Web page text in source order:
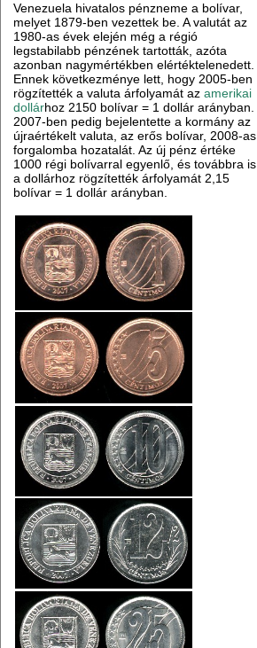
Venezuela hivatalos pénzneme a bolívar,
melyet 1879-ben vezettek be. A valutát az
1980-as évek elején még a régió
legstabilabb pénzének tartották, azóta
azonban nagymértékben elértéktelenedett.
Ennek következménye lett, hogy 2005-ben
rögzítették a valuta árfolyamát azamerikai
dollárhoz 2150 bolívar = 1 dollár arányban.
2007-ben pedig bejelentette a kormány az
újraértékelt valuta, az erős bolívar, 2008-as
forgalomba hozatalát. Az új pénz értéke
1000 régi bolívarral egyenlő, és továbbra is
a dollárhoz rögzítették árfolyamát 2,15
bolívar = 1 dollár arányban.